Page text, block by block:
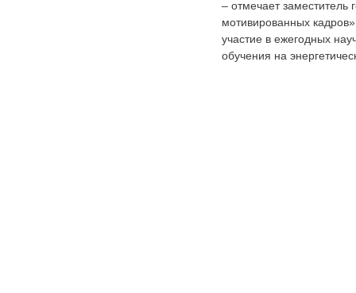
– отмечает
мотивированных
участие в ежегодных
обучения на